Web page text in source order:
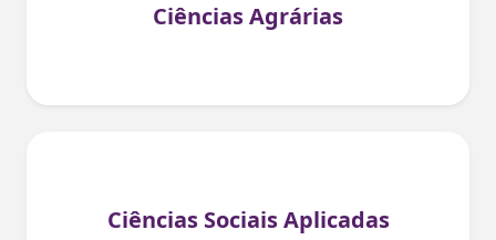
Ciências Agrárias
Ciências Sociais Aplicadas